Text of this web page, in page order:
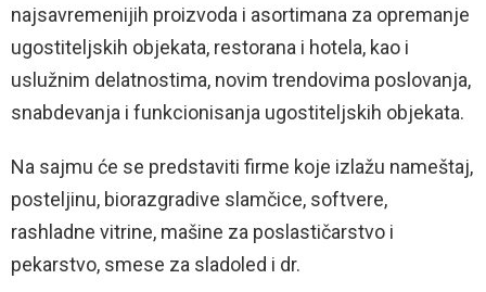
najsavremenijih proizvoda i asortimana za opremanje
ugostiteljskih objekata, restorana i hotela, kao i
uslužnim delatnostima, novim trendovima poslovanja,
snabdevanja i funkcionisanja ugostiteljskih objekata.
Na sajmu će se predstaviti firme koje izlažu nameštaj,
posteljinu, biorazgradive slamčice, softvere,
rashladne vitrine, mašine za poslastičarstvo i
pekarstvo, smese za sladoled i dr.